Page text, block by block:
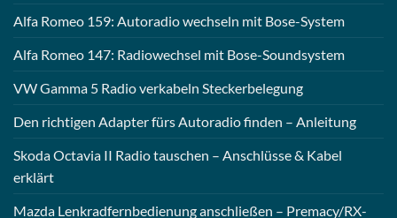
Alfa Romeo 159: Autoradio wechseln mit Bose-System
Alfa Romeo 147: Radiowechsel mit Bose-Soundsystem
VW Gamma 5 Radio verkabeln Steckerbelegung
Den richtigen Adapter fürs Autoradio finden – Anleitung
Skoda Octavia II Radio tauschen – Anschlüsse & Kabel
erklärt
Mazda Lenkradfernbedienung anschließen – Premacy/RX-